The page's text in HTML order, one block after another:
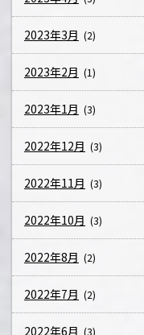
2023年3月 (2)
2023年2月 (1)
2023年1月 (3)
2022年12月 (3)
2022年11月 (3)
2022年10月 (3)
2022年8月 (2)
2022年7月 (2)
2022年6月 (3)